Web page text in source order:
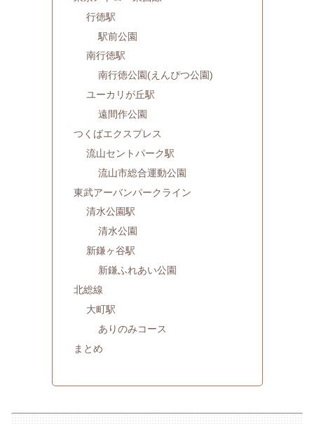
行徳駅
駅前公園
南行徳駅
南行徳公園(えんぴつ公園)
ユーカリが丘駅
遠間作公園
つくばエクスプレス
流山セントパーク駅
流山市総合運動公園
東武アーバンパークライン
清水公園駅
清水公園
新鎌ヶ谷駅
新鎌ふれあい公園
北総線
大町駅
ありのみコース
まとめ